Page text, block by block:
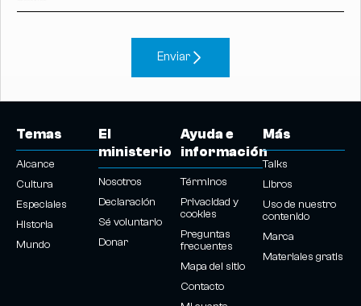
Enviar
Temas
Alcance
Cultura
Especiales
Historia
Mundo
El
ministerio
Nosotros
Declaración
Sé voluntario
Donar
Ayuda e
información
Términos
Privacidad y
cookies
Preguntas
frecuentes
Mapa del sitio
Contacto
Más
Talks
Libros
Uso de nuestro
contenido
Marca
Materiales gratis